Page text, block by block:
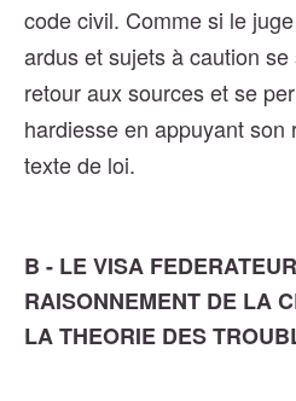
code civil. Comme si le
ardus et sujets à caution
retour aux sources et se
hardiesse en appuyant son
texte de loi.
B - LE VISA
RAISONNEMENT DE LA
LA THEORIE DES